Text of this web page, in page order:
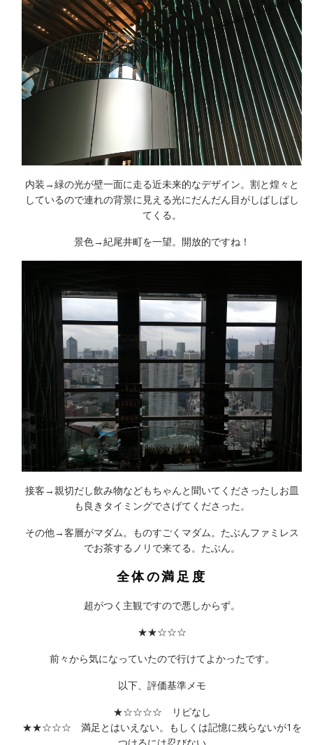
内装→緑の光が壁一面に走る近未来的なデザイン。割と煌々と
しているので連れの背景に見える光にだんだん目がしぱしぱし
てくる。
景色→紀尾井町を一望。開放的ですね！
接客→親切だし飲み物などもちゃんと聞いてくださったしお皿
も良きタイミングでさげてくださった。
その他→客層がマダム。ものすごくマダム。たぶんファミレス
でお茶するノリで来てる。たぶん。
全体の満足度
超がつく主観ですので悪しからず。
★★☆☆☆
前々から気になっていたので行けてよかったです。
以下、評価基準メモ
★☆☆☆☆ リピなし
★★☆☆☆ 満足とはいえない。もしくは記憶に残らないが1を
つけるには忍びない